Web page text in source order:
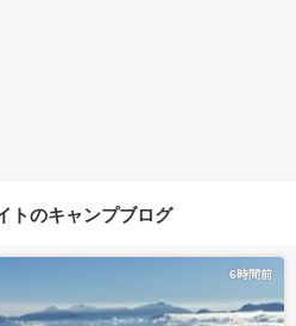
トのキャンプブログ
6時間前